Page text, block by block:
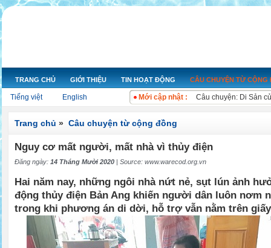
TRANG CHỦ GIỚI THIỆU TIN HOẠT ĐỘNG CÂU CHUYỆN TỪ CỘNG
Tiếng việt English Mới cập nhật :
Nỗ lực hoạt động
Câu chuyện: Di Sản
Bộ Tài nguyên và Môi
Xử lý ngay các đối
Xả nước thải gây ô
Trang chủ » Câu chuyện từ cộng đồng
Nguy cơ mất người, mất nhà vì thủy điện
Đăng ngày: 14 Tháng Mười 2020 | Source: www.warecod.org.vn
Hai năm nay, những ngôi nhà nứt nẻ, sụt lún ảnh
động thủy điện Bản Ang khiến người dân luôn nơm
trong khi phương án di dời, hỗ trợ vẫn nằm trên